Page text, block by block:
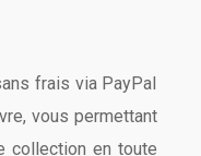
frais via PayPal
vous permettant
collection en toute